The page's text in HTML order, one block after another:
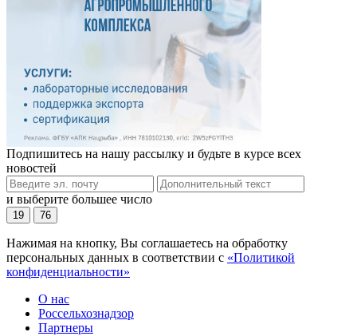
Подпишитесь на нашу рассылку и будьте в курсе всех
новостей
и выберите большее число
19 76
Нажимая на кнопку, Вы соглашаетесь на обработку
персональных данных в соответствии с «Политикой
конфиденциальности»
О нас
Россельхознадзор
Партнеры